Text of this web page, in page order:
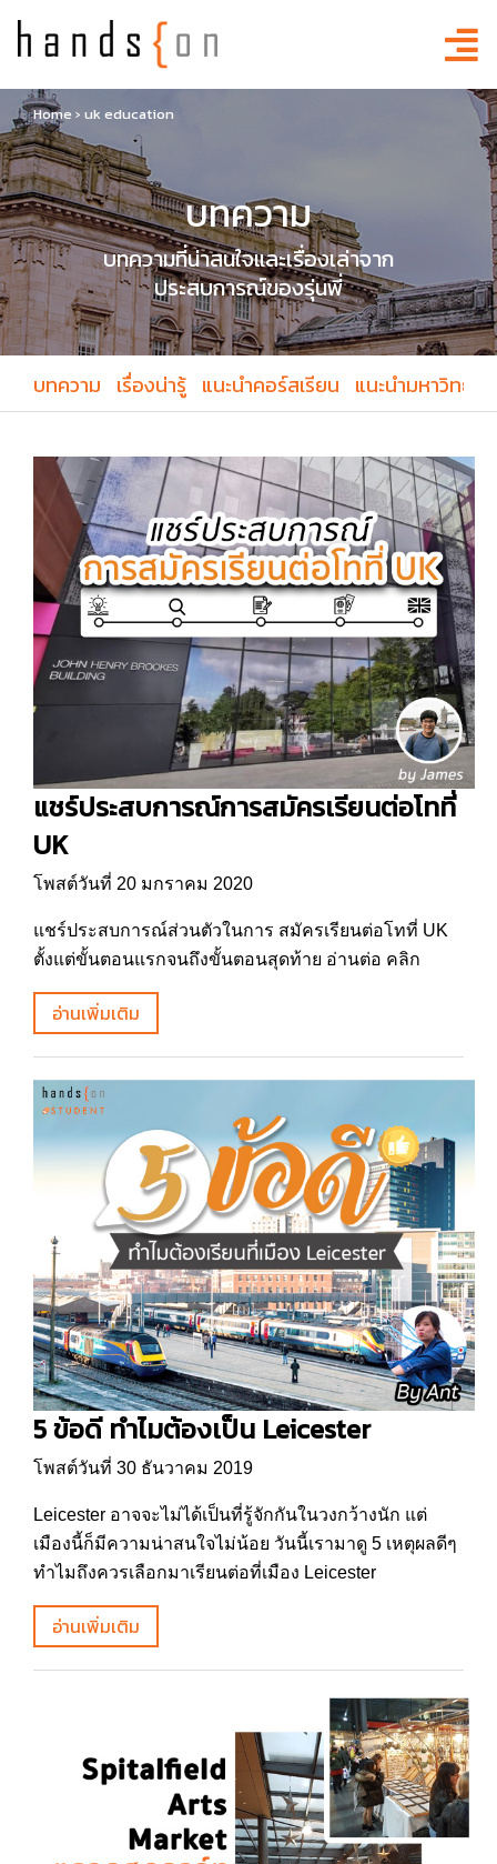
Home › uk education
บทความ
บทความที่น่าสนใจและเรื่องเล่าจาก
ประสบการณ์ของรุ่นพี่
บทความ เรื่องน่ารู้ แนะนำคอร์สเรียน แนะนำมหาวิทยา
แชร์ประสบการณ์การสมัครเรียนต่อโทที่
UK
โพสต์วันที่ 20 มกราคม 2020
แชร์ประสบการณ์ส่วนตัวในการ สมัครเรียนต่อโทที่ UK
ตั้งแต่ขั้นตอนแรกจนถึงขั้นตอนสุดท้าย อ่านต่อ คลิก
อ่านเพิ่มเติม
5 ข้อดี ทำไมต้องเป็น Leicester
โพสต์วันที่ 30 ธันวาคม 2019
Leicester อาจจะไม่ได้เป็นที่รู้จักกันในวงกว้างนัก แต่
เมืองนี้ก็มีความน่าสนใจไม่น้อย วันนี้เรามาดู 5 เหตุผลดีๆ
ทำไมถึงควรเลือกมาเรียนต่อที่เมือง Leicester
อ่านเพิ่มเติม